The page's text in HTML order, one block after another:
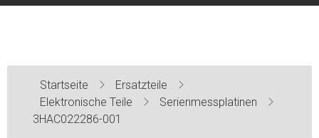
Startseite
Ersatzteile
Elektronische Teile
Serienmessplatinen
3HAC022286-001